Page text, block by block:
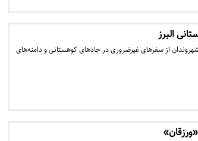
البرز
از سفرهای غیرضروری در جادهای کوهستانی و دامنه‌های